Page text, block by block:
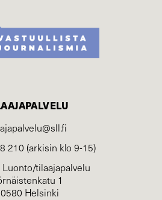
210 (arkisin klo 9-15)
tilaajapalvelu
1
Helsinki